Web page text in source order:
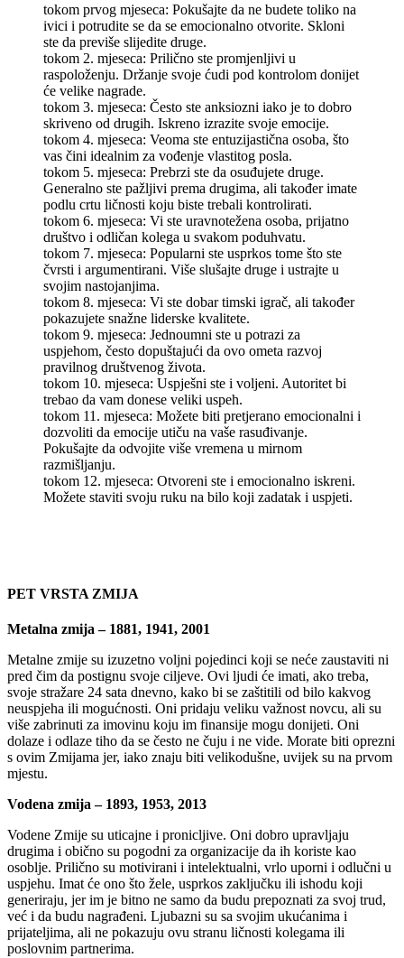
tokom prvog mjeseca: Pokušajte da ne budete toliko na
ivici i potrudite se da se emocionalno otvorite. Skloni
ste da previše slijedite druge.
tokom 2. mjeseca: Prilično ste promjenljivi u
raspoloženju. Držanje svoje ćudi pod kontrolom donijet
će velike nagrade.
tokom 3. mjeseca: Često ste anksiozni iako je to dobro
skriveno od drugih. Iskreno izrazite svoje emocije.
tokom 4. mjeseca: Veoma ste entuzijastična osoba, što
vas čini idealnim za vođenje vlastitog posla.
tokom 5. mjeseca: Prebrzi ste da osuđujete druge.
Generalno ste pažljivi prema drugima, ali također imate
podlu crtu ličnosti koju biste trebali kontrolirati.
tokom 6. mjeseca: Vi ste uravnotežena osoba, prijatno
društvo i odličan kolega u svakom poduhvatu.
tokom 7. mjeseca: Popularni ste usprkos tome što ste
čvrsti i argumentirani. Više slušajte druge i ustrajte u
svojim nastojanjima.
tokom 8. mjeseca: Vi ste dobar timski igrač, ali također
pokazujete snažne liderske kvalitete.
tokom 9. mjeseca: Jednoumni ste u potrazi za
uspjehom, često dopuštajući da ovo ometa razvoj
pravilnog društvenog života.
tokom 10. mjeseca: Uspješni ste i voljeni. Autoritet bi
trebao da vam donese veliki uspeh.
tokom 11. mjeseca: Možete biti pretjerano emocionalni i
dozvoliti da emocije utiču na vaše rasuđivanje.
Pokušajte da odvojite više vremena u mirnom
razmišljanju.
tokom 12. mjeseca: Otvoreni ste i emocionalno iskreni.
Možete staviti svoju ruku na bilo koji zadatak i uspjeti.
PET VRSTA ZMIJA
Metalna zmija – 1881, 1941, 2001
Metalne zmije su izuzetno voljni pojedinci koji se neće zaustaviti ni
pred čim da postignu svoje ciljeve. Ovi ljudi će imati, ako treba,
svoje stražare 24 sata dnevno, kako bi se zaštitili od bilo kakvog
neuspjeha ili mogućnosti. Oni pridaju veliku važnost novcu, ali su
više zabrinuti za imovinu koju im finansije mogu donijeti. Oni
dolaze i odlaze tiho da se često ne čuju i ne vide. Morate biti oprezni
s ovim Zmijama jer, iako znaju biti velikodušne, uvijek su na prvom
mjestu.
Vodena zmija – 1893, 1953, 2013
Vodene Zmije su uticajne i pronicljive. Oni dobro upravljaju
drugima i obično su pogodni za organizacije da ih koriste kao
osoblje. Prilično su motivirani i intelektualni, vrlo uporni i odlučni u
uspjehu. Imat će ono što žele, usprkos zaključku ili ishodu koji
generiraju, jer im je bitno ne samo da budu prepoznati za svoj trud,
već i da budu nagrađeni. Ljubazni su sa svojim ukućanima i
prijateljima, ali ne pokazuju ovu stranu ličnosti kolegama ili
poslovnim partnerima.